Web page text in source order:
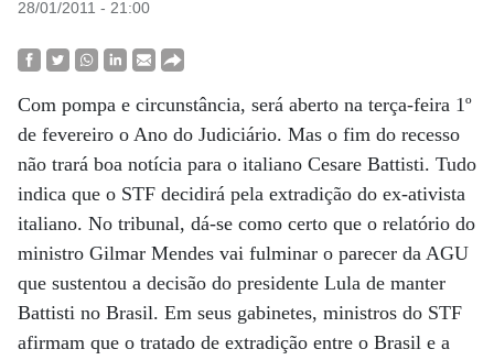
28/01/2011 - 21:00
Com pompa e circunstância, será aberto na terça-feira 1º
de fevereiro o Ano do Judiciário. Mas o fim do recesso
não trará boa notícia para o italiano Cesare Battisti. Tudo
indica que o STF decidirá pela extradição do ex-ativista
italiano. No tribunal, dá-se como certo que o relatório do
ministro Gilmar Mendes vai fulminar o parecer da AGU
que sustentou a decisão do presidente Lula de manter
Battisti no Brasil. Em seus gabinetes, ministros do STF
afirmam que o tratado de extradição entre o Brasil e a